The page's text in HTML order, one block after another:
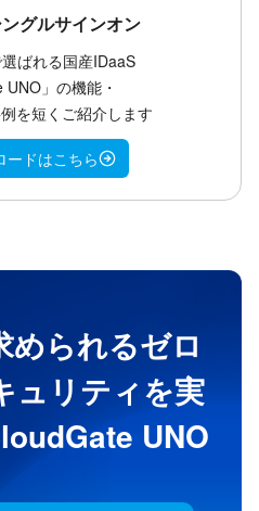
グルサインオン
ばれる国産IDaaS
UNO」の機能・
を短くご紹介します
ードはこちら
められるゼロ
ュリティを実
UNO